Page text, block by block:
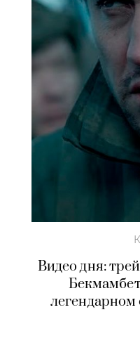
Видео дня:
легендарном